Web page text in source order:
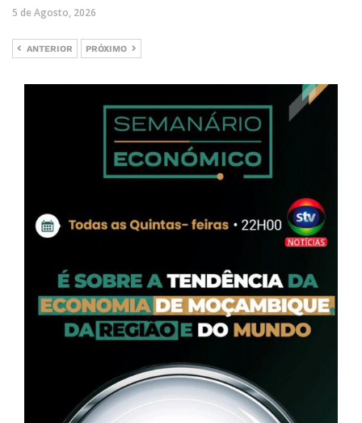
5 de Agosto, 2026
ANTERIOR PRÓXIMO